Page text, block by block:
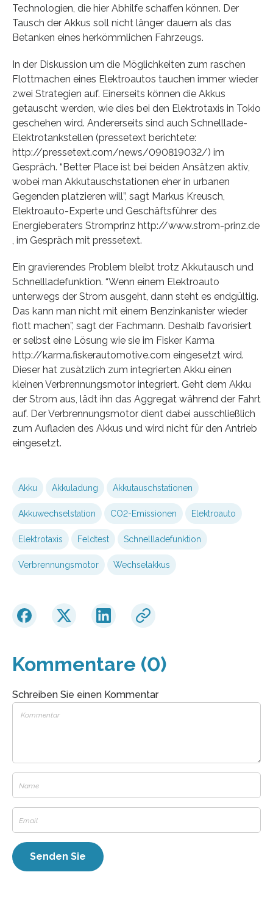
Technologien, die hier Abhilfe schaffen können. Der
Tausch der Akkus soll nicht länger dauern als das
Betanken eines herkömmlichen Fahrzeugs.
In der Diskussion um die Möglichkeiten zum raschen
Flottmachen eines Elektroautos tauchen immer wieder
zwei Strategien auf. Einerseits können die Akkus
getauscht werden, wie dies bei den Elektrotaxis in Tokio
geschehen wird. Andererseits sind auch Schnelllade-
Elektrotankstellen (pressetext berichtete:
http://pressetext.com/news/090819032/) im
Gespräch. “Better Place ist bei beiden Ansätzen aktiv,
wobei man Akkutauschstationen eher in urbanen
Gegenden platzieren will”, sagt Markus Kreusch,
Elektroauto-Experte und Geschäftsführer des
Energieberaters Stromprinz http://www.strom-prinz.de
, im Gespräch mit pressetext.
Ein gravierendes Problem bleibt trotz Akkutausch und
Schnellladefunktion. “Wenn einem Elektroauto
unterwegs der Strom ausgeht, dann steht es endgültig.
Das kann man nicht mit einem Benzinkanister wieder
flott machen”, sagt der Fachmann. Deshalb favorisiert
er selbst eine Lösung wie sie im Fisker Karma
http://karma.fiskerautomotive.com eingesetzt wird.
Dieser hat zusätzlich zum integrierten Akku einen
kleinen Verbrennungsmotor integriert. Geht dem Akku
der Strom aus, lädt ihn das Aggregat während der Fahrt
auf. Der Verbrennungsmotor dient dabei ausschließlich
zum Aufladen des Akkus und wird nicht für den Antrieb
eingesetzt.
Akku Akkuladung Akkutauschstationen
Akkuwechselstation CO2-Emissionen Elektroauto
Elektrotaxis Feldtest Schnellladefunktion
Verbrennungsmotor Wechselakkus
Kommentare (0)
Schreiben Sie einen Kommentar